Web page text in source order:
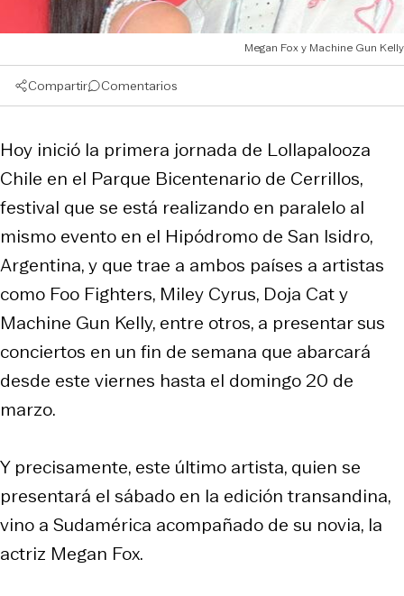
Megan Fox y Machine Gun Kelly
Compartir Comentarios
Hoy inició la primera jornada de Lollapalooza
Chile en el Parque Bicentenario de Cerrillos,
festival que se está realizando en paralelo al
mismo evento en el Hipódromo de San Isidro,
Argentina, y que trae a ambos países a artistas
como Foo Fighters, Miley Cyrus, Doja Cat y
Machine Gun Kelly, entre otros, a presentar sus
conciertos en un fin de semana que abarcará
desde este viernes hasta el domingo 20 de
marzo.
Y precisamente, este último artista, quien se
presentará el sábado en la edición transandina,
vino a Sudamérica acompañado de su novia, la
actriz Megan Fox.